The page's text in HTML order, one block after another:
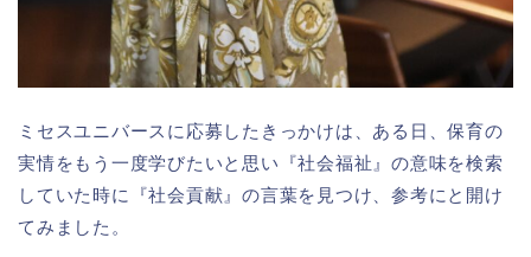
ミセスユニバースに応募したきっかけは、ある日、保育の
実情をもう一度学びたいと思い『社会福祉』の意味を検索
していた時に『社会貢献』の言葉を見つけ、参考にと開け
てみました。